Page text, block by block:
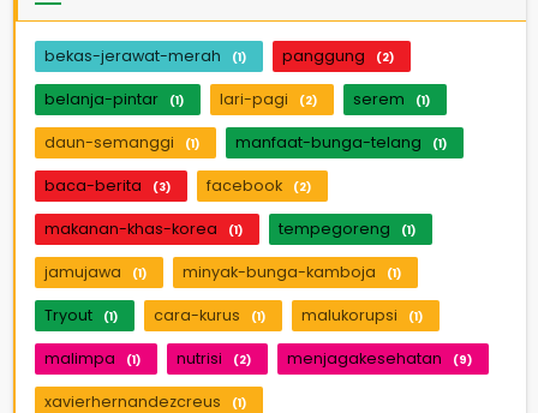
bekas-jerawat-merah (1) panggung (2)
belanja-pintar (1) lari-pagi (2) serem (1)
daun-semanggi (1) manfaat-bunga-telang (1)
baca-berita (3) facebook (2)
makanan-khas-korea (1) tempegoreng (1)
jamujawa (1) minyak-bunga-kamboja (1)
Tryout (1) cara-kurus (1) malukorupsi (1)
malimpa (1) nutrisi (2) menjagakesehatan (9)
xavierhernandezcreus (1)